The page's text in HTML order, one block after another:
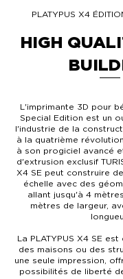
PLATYPUS X4
HIGH
L'imprimante 3D pour
Special Edition est un
l'industrie de la
à la quatrième
à son progiciel avancé
d'extrusion exclusif
X4 SE peut construire
échelle avec des
allant jusqu'à 4
mètres de largeur,
La PLATYPUS X4 SE
des maisons ou des
une seule impression,
possibilités de liberté